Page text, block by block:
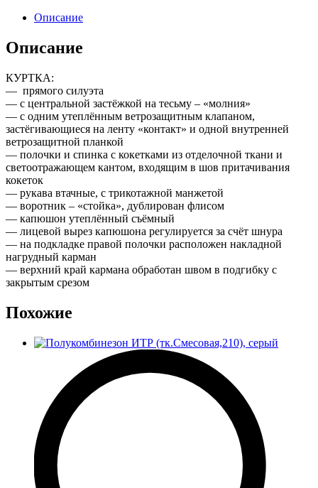
Описание
Описание
КУРТКА:
— прямого силуэта
— с центральной застёжкой на тесьму – «молния»
— с одним утеплённым ветрозащитным клапаном,
застёгивающиеся на ленту «контакт» и одной внутренней
ветрозащитной планкой
— полочки и спинка с кокетками из отделочной ткани и
светоотражающем кантом, входящим в шов притачивания
кокеток
— рукава втачные, с трикотажной манжетой
— воротник – «стойка», дублирован флисом
— капюшон утеплённый съёмный
— лицевой вырез капюшона регулируется за счёт шнура
— на подкладке правой полочки расположен накладной
нагрудный карман
— верхний край кармана обработан швом в подгибку с
закрытым срезом
Похожие